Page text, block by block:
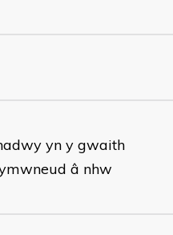
yn y gwaith
â nhw